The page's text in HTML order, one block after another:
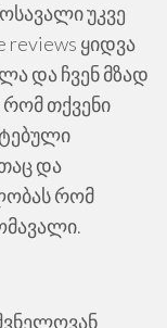
უკვე
ყიდვა
და ჩვენ მზად
თქვენი
და
რომ